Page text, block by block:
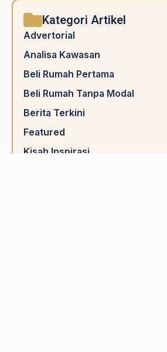
Kategori Artikel
Advertorial
Analisa Kawasan
Beli Rumah Pertama
Beli Rumah Tanpa Modal
Berita Terkini
Featured
Kisah Inspirasi